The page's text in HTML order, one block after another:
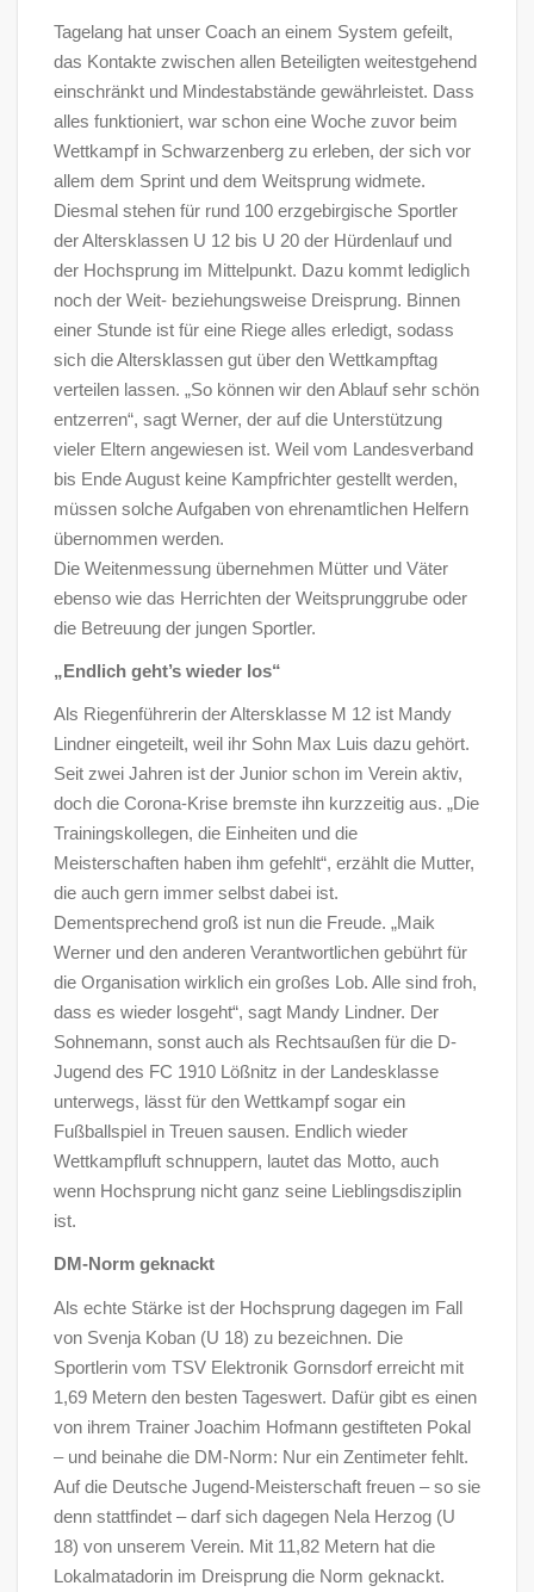
Tagelang hat unser Coach an einem System gefeilt,
das Kontakte zwischen allen Beteiligten weitestgehend
einschränkt und Mindestabstände gewährleistet. Dass
alles funktioniert, war schon eine Woche zuvor beim
Wettkampf in Schwarzenberg zu erleben, der sich vor
allem dem Sprint und dem Weitsprung widmete.
Diesmal stehen für rund 100 erzgebirgische Sportler
der Altersklassen U 12 bis U 20 der Hürdenlauf und
der Hochsprung im Mittelpunkt. Dazu kommt lediglich
noch der Weit- beziehungsweise Dreisprung. Binnen
einer Stunde ist für eine Riege alles erledigt, sodass
sich die Altersklassen gut über den Wettkampftag
verteilen lassen. „So können wir den Ablauf sehr schön
entzerren“, sagt Werner, der auf die Unterstützung
vieler Eltern angewiesen ist. Weil vom Landesverband
bis Ende August keine Kampfrichter gestellt werden,
müssen solche Aufgaben von ehrenamtlichen Helfern
übernommen werden.
Die Weitenmessung übernehmen Mütter und Väter
ebenso wie das Herrichten der Weitsprunggrube oder
die Betreuung der jungen Sportler.
„Endlich geht’s wieder los“
Als Riegenführerin der Altersklasse M 12 ist Mandy
Lindner eingeteilt, weil ihr Sohn Max Luis dazu gehört.
Seit zwei Jahren ist der Junior schon im Verein aktiv,
doch die Corona-Krise bremste ihn kurzzeitig aus. „Die
Trainingskollegen, die Einheiten und die
Meisterschaften haben ihm gefehlt“, erzählt die Mutter,
die auch gern immer selbst dabei ist.
Dementsprechend groß ist nun die Freude. „Maik
Werner und den anderen Verantwortlichen gebührt für
die Organisation wirklich ein großes Lob. Alle sind froh,
dass es wieder losgeht“, sagt Mandy Lindner. Der
Sohnemann, sonst auch als Rechtsaußen für die D-
Jugend des FC 1910 Lößnitz in der Landesklasse
unterwegs, lässt für den Wettkampf sogar ein
Fußballspiel in Treuen sausen. Endlich wieder
Wettkampfluft schnuppern, lautet das Motto, auch
wenn Hochsprung nicht ganz seine Lieblingsdisziplin
ist.
DM-Norm geknackt
Als echte Stärke ist der Hochsprung dagegen im Fall
von Svenja Koban (U 18) zu bezeichnen. Die
Sportlerin vom TSV Elektronik Gornsdorf erreicht mit
1,69 Metern den besten Tageswert. Dafür gibt es einen
von ihrem Trainer Joachim Hofmann gestifteten Pokal
– und beinahe die DM-Norm: Nur ein Zentimeter fehlt.
Auf die Deutsche Jugend-Meisterschaft freuen – so sie
denn stattfindet – darf sich dagegen Nela Herzog (U
18) von unserem Verein. Mit 11,82 Metern hat die
Lokalmatadorin im Dreisprung die Norm geknackt.